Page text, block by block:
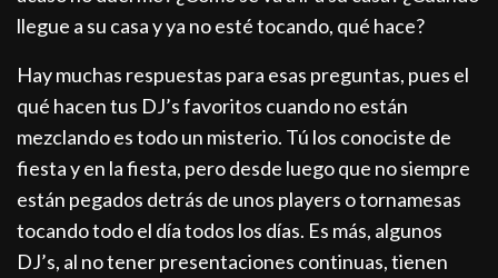
llegue a su casa y ya no esté tocando, qué hace?
Hay muchas respuestas para esas preguntas, pues el
qué hacen tus DJ’s favoritos cuando no están
mezclando es todo un misterio. Tú los conociste de
fiesta y en la fiesta, pero desde luego que no siempre
están pegados detrás de unos players o tornamesas
tocando todo el día todos los días. Es más, algunos
DJ’s, al no tener presentaciones continuas, tienen